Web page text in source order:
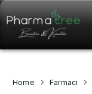
Home Farmaci